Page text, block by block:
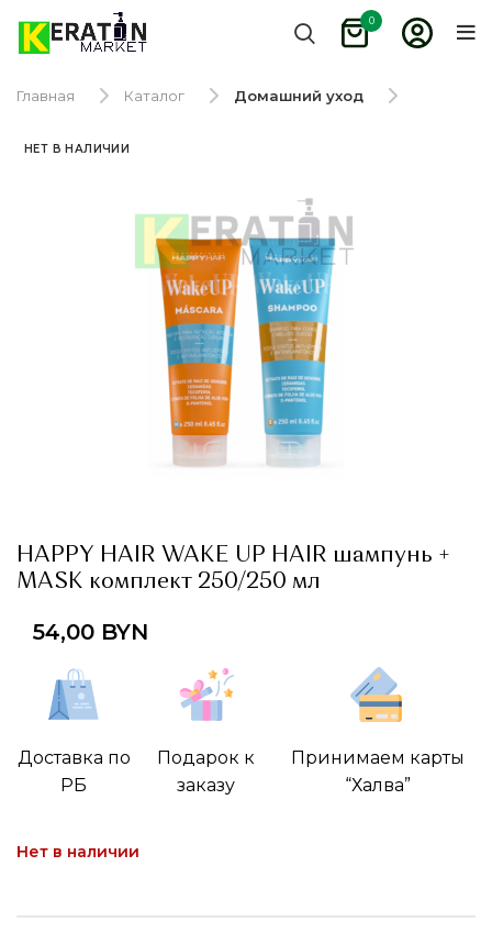
0
Главная Каталог Домашний уход
НЕТ В НАЛИЧИИ
HAPPY HAIR WAKE UP HAIR шампунь +
MASK комплект 250/250 мл
54,00 BYN
Доставка по
РБ
Подарок к
заказу
Принимаем карты
“Халва”
Нет в наличии